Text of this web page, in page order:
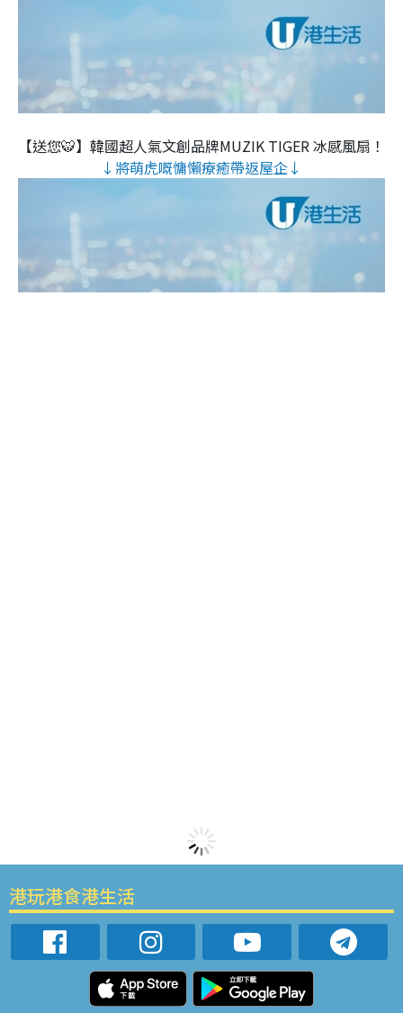
【送您🐯】韓國超人氣文創品牌MUZIK TIGER 冰感風扇！
↓將萌虎嘅慵懶療癒帶返屋企↓
港玩港食港生活